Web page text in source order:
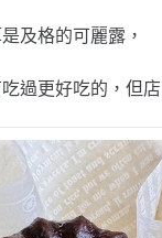
及格的可麗露，
過更好吃的，但